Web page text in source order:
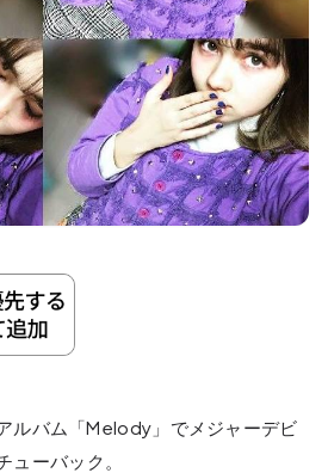
ルバム「Melody」でメジャーデビ
ューバック。